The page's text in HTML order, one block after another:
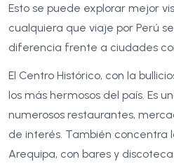
Esto se puede explorar mejor
cualquiera que viaje por Perú
diferencia frente a ciudades
El Centro Histórico, con la
los más hermosos del país. Es
numerosos restaurantes,
de interés. También concentra
Arequipa, con bares y